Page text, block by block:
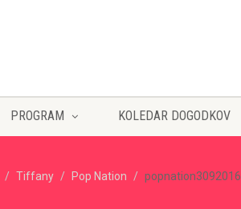
PROGRAM KOLEDAR DOGODKOV
Tiffany Pop Nation popnation3092016